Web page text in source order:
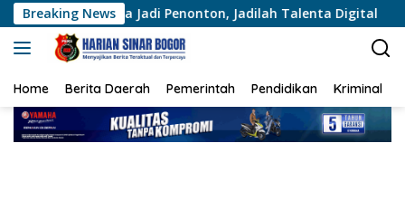
Langsung
ke
konten
Breaking News
Penonton, Jadilah Talenta Digital Bakti
Home Berita Daerah Pemerintah Pendidikan Kriminal